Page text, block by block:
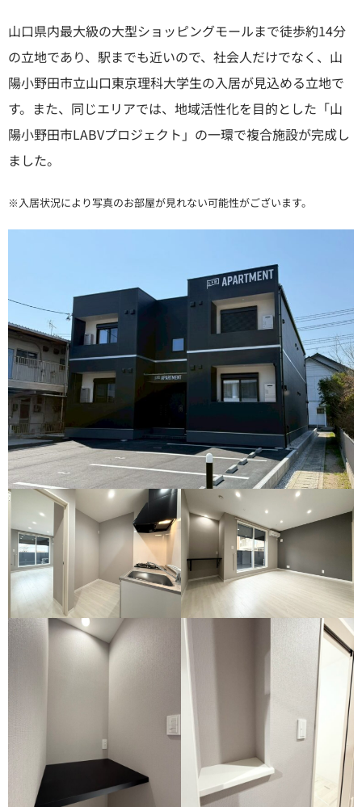
山口県内最大級の大型ショッピングモールまで徒歩約14分
の立地であり、駅までも近いので、社会人だけでなく、山
陽小野田市立山口東京理科大学生の入居が見込める立地で
す。また、同じエリアでは、地域活性化を目的とした「山
陽小野田市LABVプロジェクト」の一環で複合施設が完成し
ました。
※入居状況により写真のお部屋が見れない可能性がございます。